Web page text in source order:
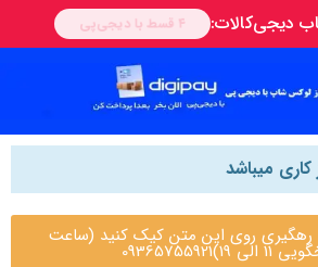
رهگیری روی این متن کیک کنید (ساعت
19)09365755921